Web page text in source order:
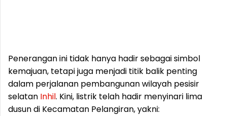
Penerangan ini tidak hanya hadir sebagai simbol
kemajuan, tetapi juga menjadi titik balik penting
dalam perjalanan pembangunan wilayah pesisir
selatan Inhil. Kini, listrik telah hadir menyinari lima
dusun di Kecamatan Pelangiran, yakni: